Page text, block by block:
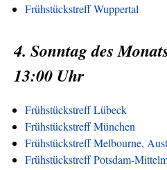
Frühstückstreff Wuppertal
4. Sonntag des
13:00 Uhr
Frühstückstreff Lübeck
Frühstückstreff München
Frühstückstreff Melbourne,
Frühstückstreff Potsdam-